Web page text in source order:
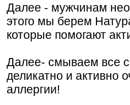
Далее - мужчинам
этого мы берем
которые помогают
Далее- смываем все
деликатно и активно
аллергии!